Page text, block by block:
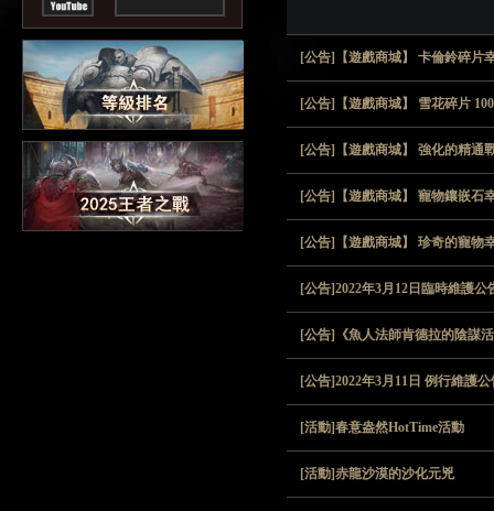
[公告]【遊戲商城】 卡倫鈴碎片
[公告]【遊戲商城】 雪花碎片
[公告]【遊戲商城】 強化的精通
[公告]【遊戲商城】 寵物鑲嵌石
[公告]【遊戲商城】 珍奇的寵物
[公告]2022年3月12日臨時維護
[公告]《魚人法師肯德拉的陰謀
[公告]2022年3月11日 例行維護
[活動]春意盎然HotTime活動
[活動]赤龍沙漠的沙化元兇